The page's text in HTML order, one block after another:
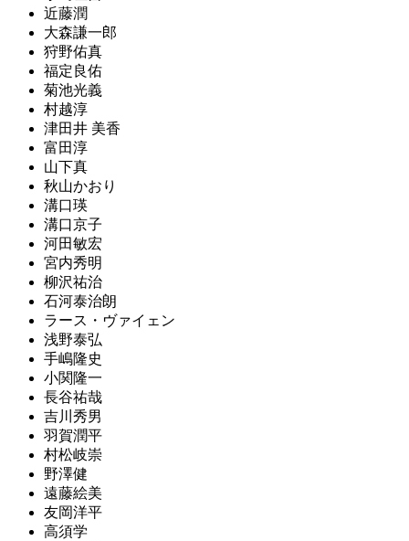
近藤潤
大森謙一郎
狩野佑真
福定良佑
菊池光義
村越淳
津田井 美香
富田淳
山下真
秋山かおり
溝口瑛
溝口京子
河田敏宏
宮内秀明
柳沢祐治
石河泰治朗
ラース・ヴァイェン
浅野泰弘
手嶋隆史
小関隆一
長谷祐哉
吉川秀男
羽賀潤平
村松岐崇
野澤健
遠藤絵美
友岡洋平
高須学